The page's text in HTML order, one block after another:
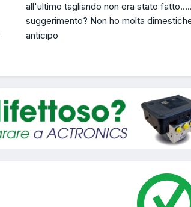
all'ultimo tagliando non era stato
suggerimento? Non ho molta
anticipo